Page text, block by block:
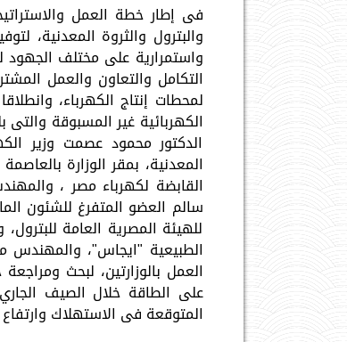
فى إطار خطة العمل
والبترول والثروة المعدنية،
واستمرارية على مختلف الجهود
التكامل والتعاون والعمل
لمحطات إنتاج الكهرباء،
الدكتور محمود عصمت وزير
المعدنية، بمقر الوزارة
القابضة لكهرباء مصر ،
سالم العضو المتفرغ للشئون
للهيئة المصرية العامة
الطبيعية "ايجاس"، والمهندس
العمل بالوزارتين، لبحث
المتوقعة فى الاستهلاك وارتفاع